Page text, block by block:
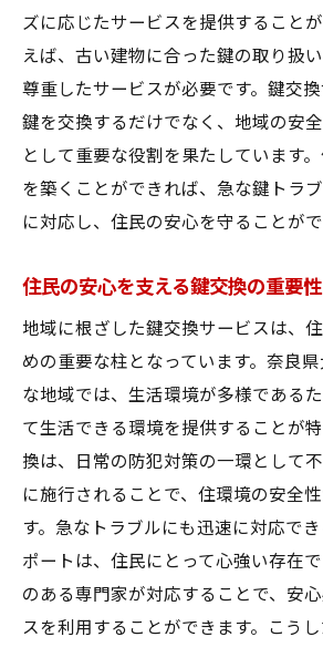
地域ブランドとしての鍵交
技術力と迅速対応が魅力の奈
鍵交換サービス
技術力が光る鍵交換のプロ
地域特化型の迅速対応の秘
技術とスピードの鍵交換サ
住民に安心を提供する迅速
鍵交換サービスが地域の安全生
県大和郡山市
鍵交換がもたらす地域の安
地域安全の要、鍵交換サー
地域の防犯意識を高める取
鍵交換サービスが支える安
ィ
ズに応じたサービスを提供すること
えば、古い建物に合った鍵の取り扱
尊重したサービスが必要です。鍵交
鍵を交換するだけでなく、地域の安
として重要な役割を果たしています
を築くことができれば、急な鍵トラ
に対応し、住民の安心を守ることがで
住民の安心を支える鍵交換の重要性
地域に根ざした鍵交換サービスは、
めの重要な柱となっています。奈良
な地域では、生活環境が多様である
て生活できる環境を提供することが
換は、日常の防犯対策の一環として
に施行されることで、住環境の安全
す。急なトラブルにも迅速に対応で
ポートは、住民にとって心強い存在
のある専門家が対応することで、安
スを利用することができます。こう